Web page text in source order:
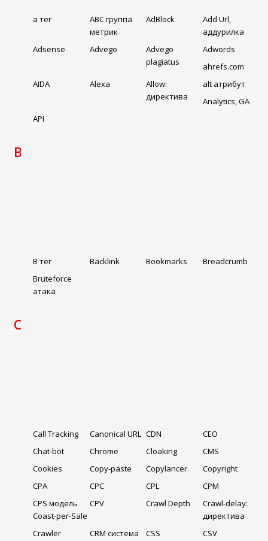
a тег
ABC группа
метрик
AdBlock
Add Url,
аддурилка
Adsense
Advego
Advego
plagiatus
Adwords
ahrefs.com
AIDA
Alexa
Allow:
директива
alt атрибут
Analytics, GA
API
B
B тег Backlink Bookmarks
Breadcrumb
Bruteforce
атака
C
Call Tracking Canonical URL CDN
CEO
Chat-bot
Chrome Cloaking
CMS
Cookies
Copy-paste Copylancer
Copyright
CPA
CPC CPL
CPM
CPS модель
Coast-per-Sale
CPV Crawl Depth
Crawl-delay:
директива
Crawler
CRM система CSS
CSV